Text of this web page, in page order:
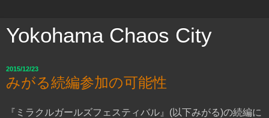
Yokohama Chaos City
2015/12/23
みがる続編参加の可能性
『ミラクルガールズフェスティバル』(以下みがる)の続編に